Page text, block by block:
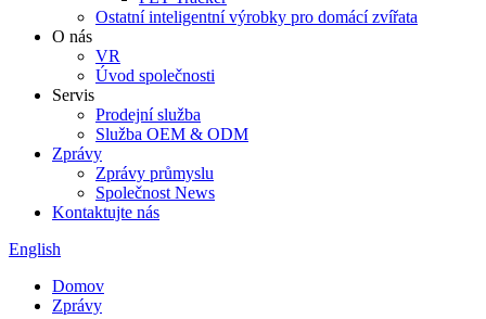
Ostatní inteligentní výrobky pro domácí zvířata
O nás
VR
Úvod společnosti
Servis
Prodejní služba
Služba OEM & ODM
Zprávy
Zprávy průmyslu
Společnost News
Kontaktujte nás
English
Domov
Zprávy